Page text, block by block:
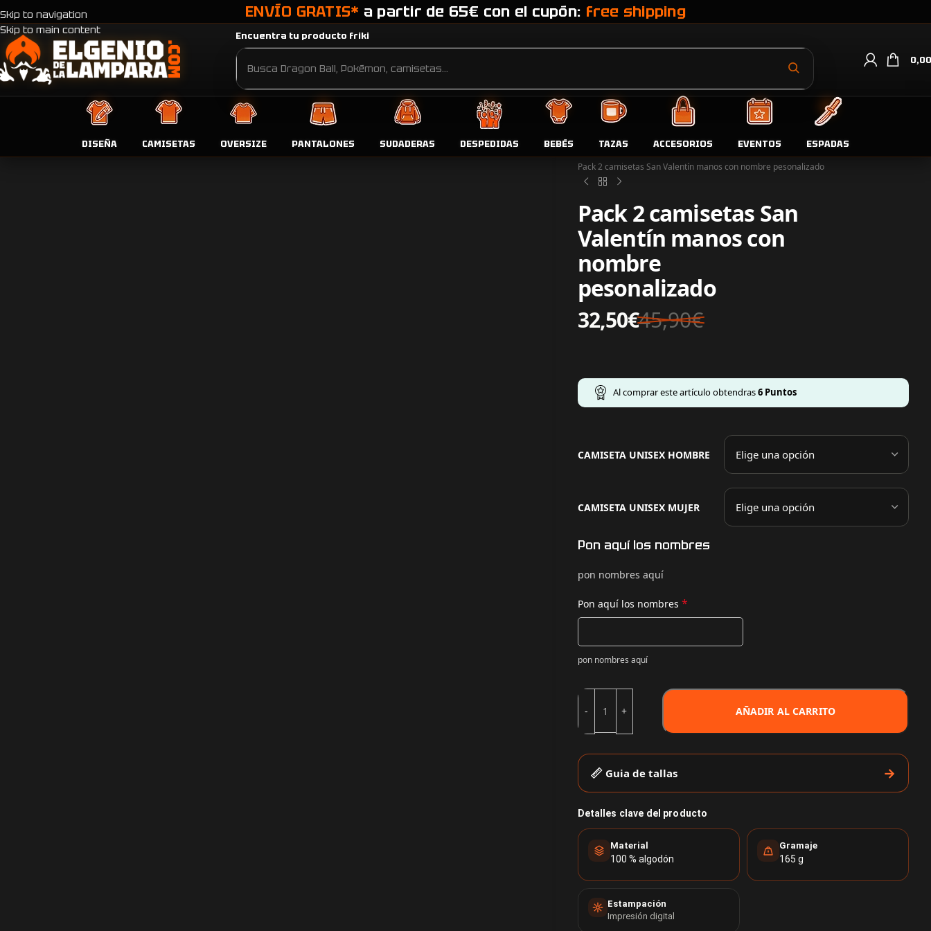
Skip to navigation
Skip to main content
ENVÍO GRATIS* a partir de 65€ con el cupón: free shipping
Encuentra tu producto friki
0,00
DISEÑA CAMISETAS OVERSIZE PANTALONES SUDADERAS DESPEDIDAS BEBÉS TAZAS ACCESORIOS EVENTOS
ESPADAS
Inicio Tienda Camisetas
Pack 2 camisetas San Valentín manos con nombre pesonalizado
Pack 2 camisetas San
Valentín manos con
nombre
pesonalizado
45,90€
32,50€
Al comprar este artículo obtendras6Puntos
CAMISETA UNISEX HOMBRE
CAMISETA UNISEX MUJER
Pon aquí los nombres
pon nombres aquí
Pon aquí los nombres *
pon nombres aquí
AÑADIR AL CARRITO
Guia de tallas
Detalles clave del producto
Material
100 % algodón
Gramaje
165 g
Estampación
Impresión digital